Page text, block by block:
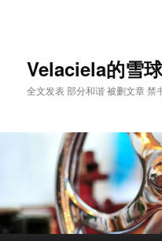
Velaciela的雪
全文发表 部分和谐 被删文章 禁